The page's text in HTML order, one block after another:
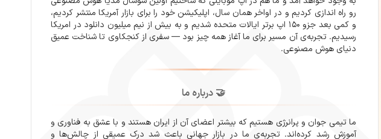
رو راه اندازی کردیم و در اواخر همان سال، اپلیکیشن خود را برای بازار آمریکا منتشر کردیم،
و کمی بعد جزو ۱۵۰ اپ برتر ایالات متحده شدیم و به بیش از نیم میلیون دانلود در امریکا
رسیدیم. تجربه‌ی آن مسیر برای ما آغاز همه چیز بود — سفری از کنجکاوی تا شناخت عمیق
دنیای هوش مصنوعی.
🤝 درباره ما
ما تیمی جوان و پرانرژی هستیم که بیشتر اعضای آن از ایران‌ هستند و با عشق به فناوری و
آموزش رشد کرده‌اند. تجربه‌ی ما در بازار جهانی باعث شد درک عمیقی از چالش‌ها و